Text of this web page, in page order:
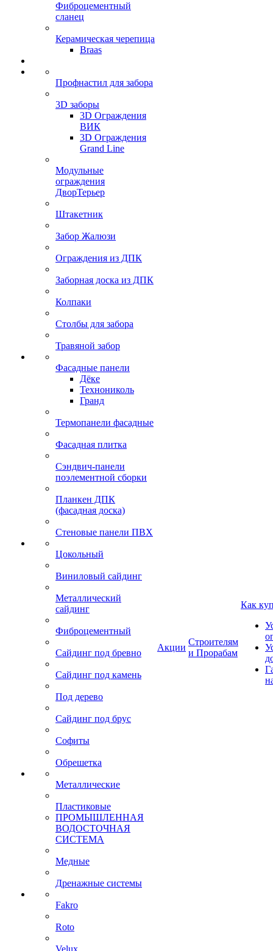
Фиброцементный
сланец
Керамическая черепица
Braas
Профнастил для забора
3D заборы
3D Ограждения
ВИК
3D Ограждения
Grand Line
Модульные
ограждения
ДворТерьер
Штакетник
Забор Жалюзи
Ограждения из ДПК
Заборная доска из ДПК
Колпаки
Столбы для забора
Травяной забор
Фасадные панели
Дёке
Технониколь
Гранд
Термопанели фасадные
Фасадная плитка
Сэндвич-панели
поэлементной сборки
Планкен ДПК
(фасадная доска)
Стеновые панели ПВХ
Цокольный
Виниловый сайдинг
Металлический
сайдинг
Фиброцементный
Сайдинг под бревно
Сайдинг под камень
Под дерево
Сайдинг под брус
Софиты
Обрешетка
Металлические
Пластиковые
ПРОМЫШЛЕННАЯ
ВОДОСТОЧНАЯ
СИСТЕМА
Медные
Дренажные системы
Fakro
Roto
Velux
Акции
Строителям
и Прорабам
Как